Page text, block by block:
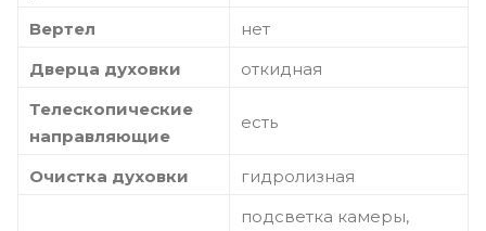
Вертел
нет
Дверца духовки
откидная
Телескопические
направляющие
есть
Очистка духовки гидролизная
подсветка камеры,